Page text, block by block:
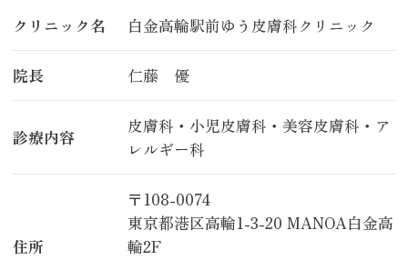
クリニック名 白金高輪駅前ゆう皮膚科クリニック
院長 仁藤 優
診療内容
皮膚科・小児皮膚科・美容皮膚科・ア
レルギー科
住所
〒108-0074
東京都港区高輪1-3-20 MANOA白金高
輪2F